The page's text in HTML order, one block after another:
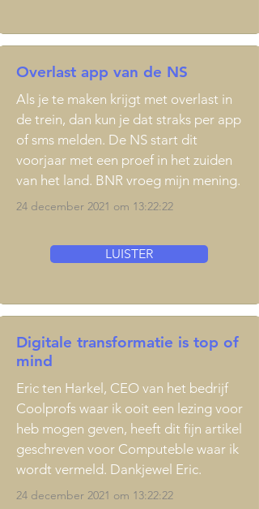
Overlast app van de NS
Als je te maken krijgt met overlast in
de trein, dan kun je dat straks per app
of sms melden. De NS start dit
voorjaar met een proef in het zuiden
van het land. BNR vroeg mijn mening.
24 december 2021 om 13:22:22
LUISTER
Digitale transformatie is top of
mind
Eric ten Harkel, CEO van het bedrijf
Coolprofs waar ik ooit een lezing voor
heb mogen geven, heeft dit fijn artikel
geschreven voor Computeble waar ik
wordt vermeld. Dankjewel Eric.
24 december 2021 om 13:22:22